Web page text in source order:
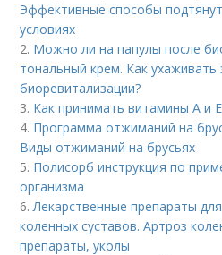
Эффективные способы
условиях
2. Можно ли на папулы после
тональный крем. Как ухаживать
биоревитализации?
3. Как принимать витамины А и
4. Программа отжиманий на
Виды отжиманий на брусьях
5. Полисорб инструкция по
организма
6.Лекарственные препараты
коленных суставов. Артроз
препараты, уколы